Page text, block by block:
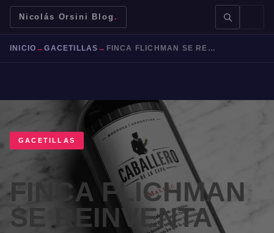
Nicolás Orsini Blog .
Mendoza Malbec Bodegas Jujuy
INICIO →GACETILLAS → FINCA FLICHMAN SE REINVENTA
GACETILLAS
FINCA FLICHMAN
SE REINVENTA